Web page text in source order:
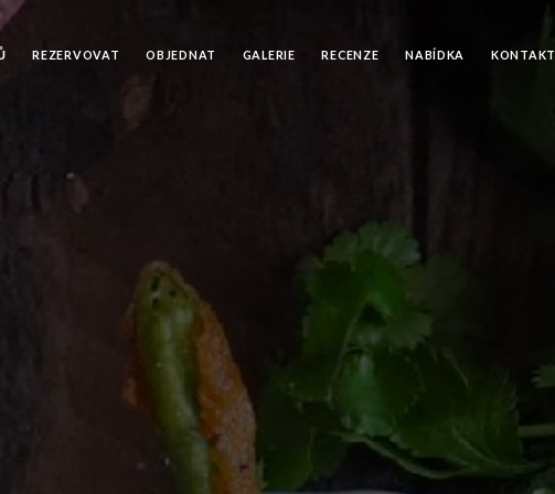
REZERVOVAT OBJEDNAT GALERIE RECENZE NABÍDKA KONTAKT